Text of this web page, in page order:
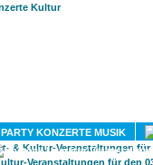
PARTY KONZERTE MUSIK